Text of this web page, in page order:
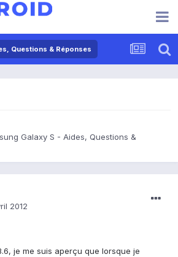
Questions & Réponses
Galaxy S - Aides, Questions &
2012
je me suis aperçu que lorsque je